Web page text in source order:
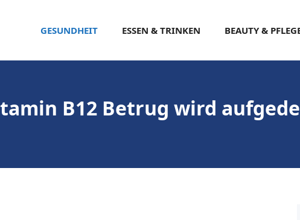
GESUNDHEIT ESSEN & TRINKEN BEAUTY &
B12 Betrug wird